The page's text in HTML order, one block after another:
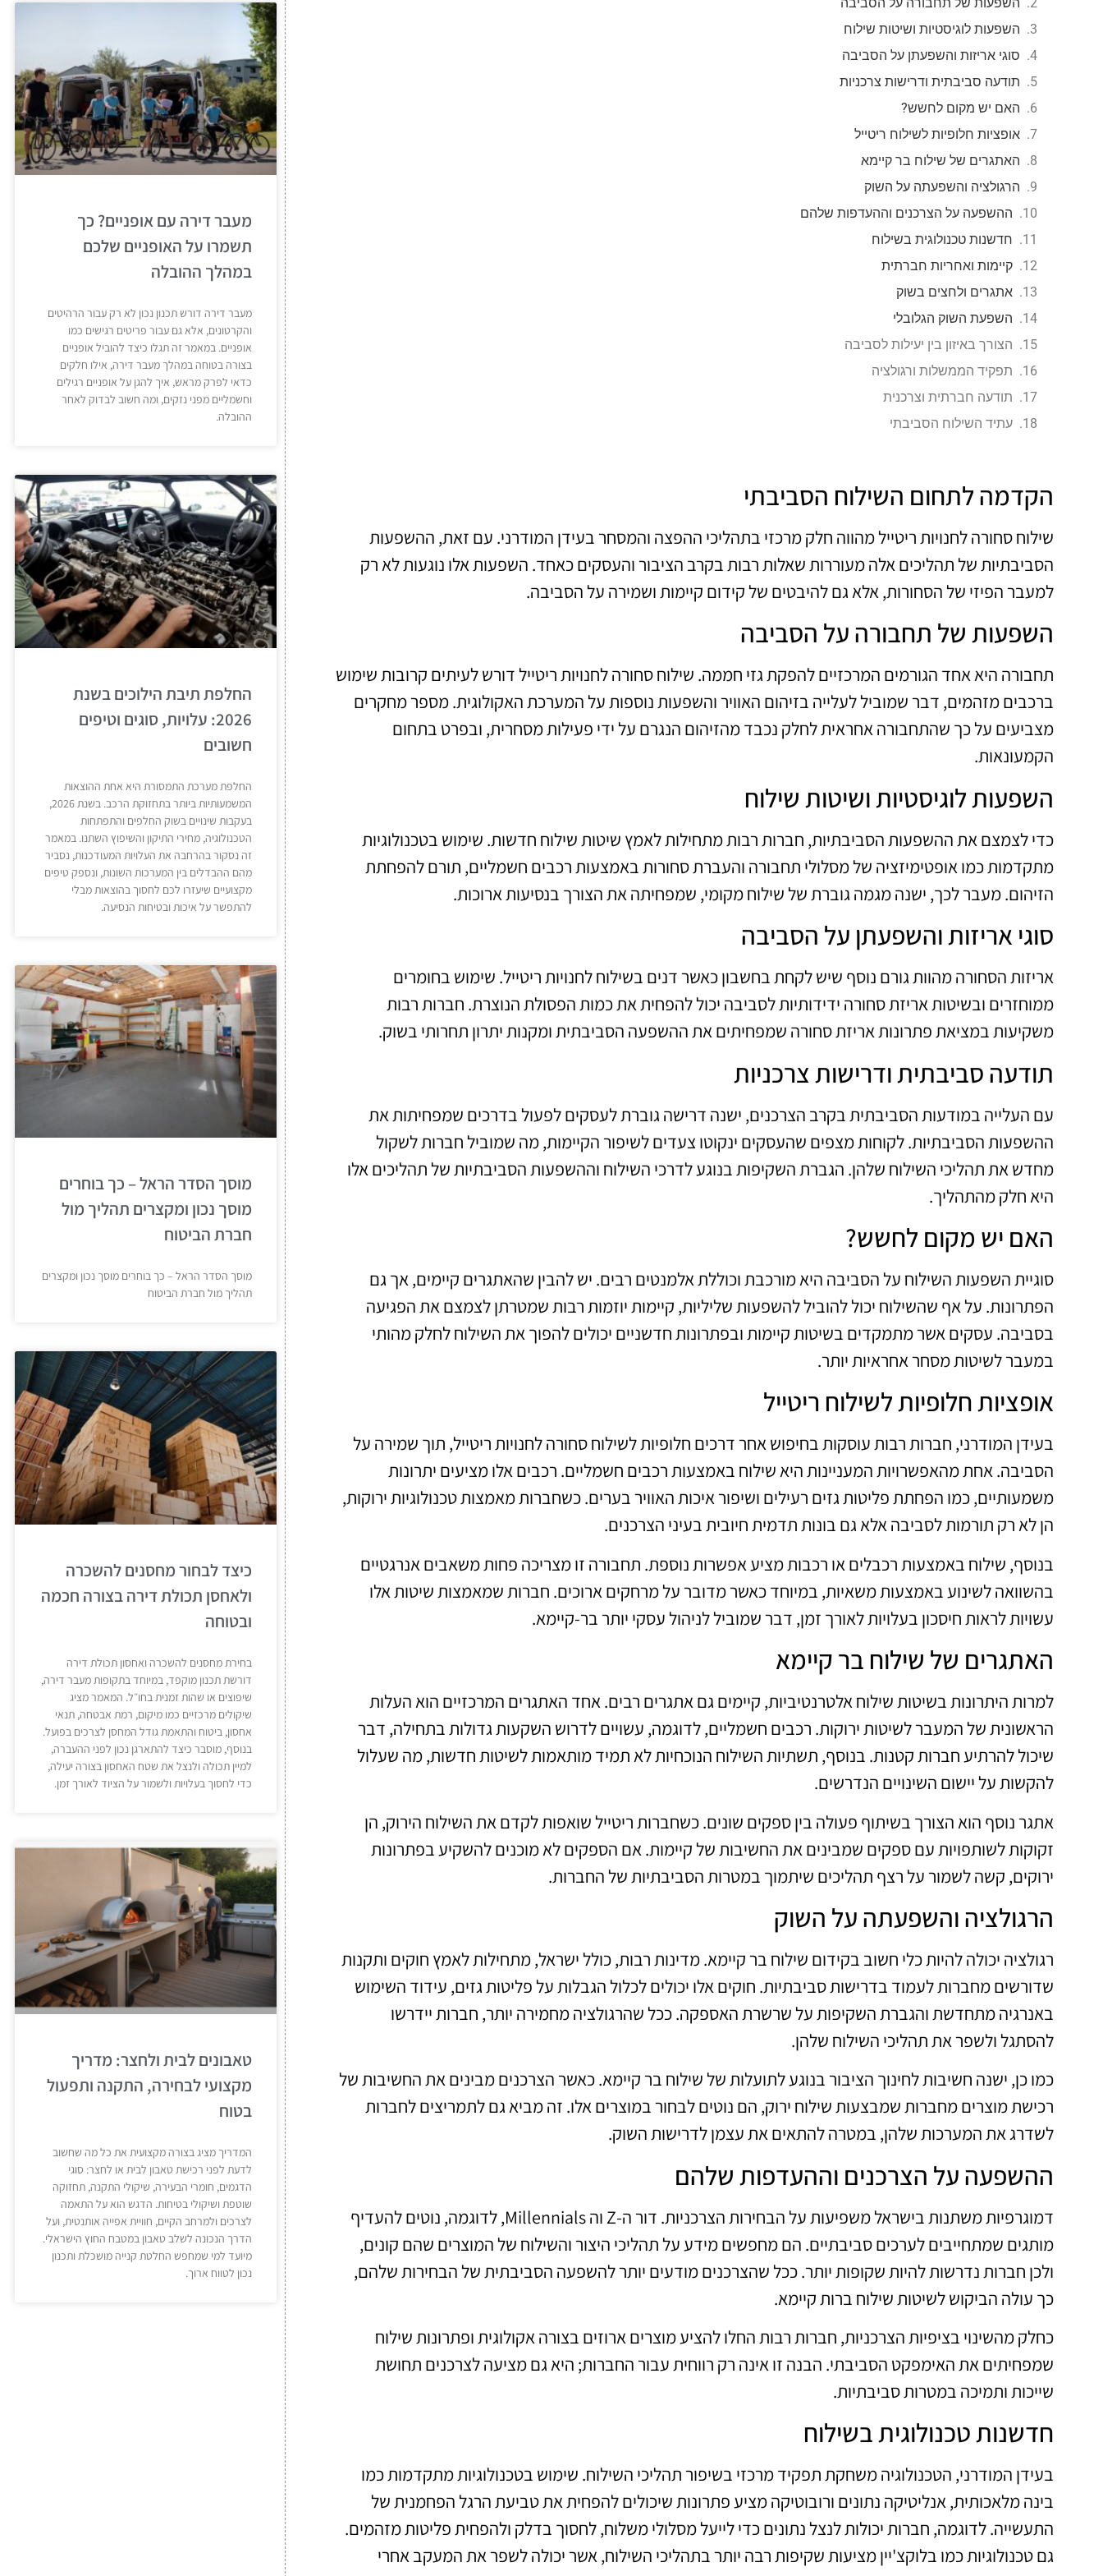
השפעות לוגיסטיות ושיטות שילוח
סוגי אריזות והשפעתן על הסביבה
תודעה סביבתית ודרישות צרכניות
האם יש מקום לחשש?
אופציות חלופיות לשילוח ריטייל
האתגרים של שילוח בר קיימא
הרגולציה והשפעתה על השוק
ההשפעה על הצרכנים וההעדפות שלהם
חדשנות טכנולוגית בשילוח
קיימות ואחריות חברתית
אתגרים ולחצים בשוק
השפעת השוק הגלובלי
הצורך באיזון בין יעילות לסביבה
תפקיד הממשלות ורגולציה
תודעה חברתית וצרכנית
עתיד השילוח הסביבתי
הקדמה לתחום השילוח הסביבתי
שילוח סחורה לחנויות ריטייל מהווה חלק מרכזי בתהליכי ההפצה והמסחר בעידן המודרני. עם זאת, ההשפעות
הסביבתיות של תהליכים אלה מעוררות שאלות רבות בקרב הציבור והעסקים כאחד. השפעות אלו נוגעות לא רק
למעבר הפיזי של הסחורות, אלא גם להיבטים של קידום קיימות ושמירה על הסביבה.
השפעות של תחבורה על הסביבה
תחבורה היא אחד הגורמים המרכזיים להפקת גזי חממה. שילוח סחורה לחנויות ריטייל דורש לעיתים קרובות שימוש
ברכבים מזהמים, דבר שמוביל לעלייה בזיהום האוויר והשפעות נוספות על המערכת האקולוגית. מספר מחקרים
מצביעים על כך שהתחבורה אחראית לחלק נכבד מהזיהום הנגרם על ידי פעילות מסחרית, ובפרט בתחום
הקמעונאות.
השפעות לוגיסטיות ושיטות שילוח
כדי לצמצם את ההשפעות הסביבתיות, חברות רבות מתחילות לאמץ שיטות שילוח חדשות. שימוש בטכנולוגיות
מתקדמות כמו אופטימיזציה של מסלולי תחבורה והעברת סחורות באמצעות רכבים חשמליים, תורם להפחתת
הזיהום. מעבר לכך, ישנה מגמה גוברת של שילוח מקומי, שמפחיתה את הצורך בנסיעות ארוכות.
סוגי אריזות והשפעתן על הסביבה
אריזות הסחורה מהוות גורם נוסף שיש לקחת בחשבון כאשר דנים בשילוח לחנויות ריטייל. שימוש בחומרים
ממוחזרים ובשיטות אריזת סחורה ידידותיות לסביבה יכול להפחית את כמות הפסולת הנוצרת. חברות רבות
משקיעות במציאת פתרונות אריזת סחורה שמפחיתים את ההשפעה הסביבתית ומקנות יתרון תחרותי בשוק.
תודעה סביבתית ודרישות צרכניות
עם העלייה במודעות הסביבתית בקרב הצרכנים, ישנה דרישה גוברת לעסקים לפעול בדרכים שמפחיתות את
ההשפעות הסביבתיות. לקוחות מצפים שהעסקים ינקוטו צעדים לשיפור הקיימות, מה שמוביל חברות לשקול
מחדש את תהליכי השילוח שלהן. הגברת השקיפות בנוגע לדרכי השילוח וההשפעות הסביבתיות של תהליכים אלו
היא חלק מהתהליך.
האם יש מקום לחשש?
סוגיית השפעות השילוח על הסביבה היא מורכבת וכוללת אלמנטים רבים. יש להבין שהאתגרים קיימים, אך גם
הפתרונות. על אף שהשילוח יכול להוביל להשפעות שליליות, קיימות יוזמות רבות שמטרתן לצמצם את הפגיעה
בסביבה. עסקים אשר מתמקדים בשיטות קיימות ובפתרונות חדשניים יכולים להפוך את השילוח לחלק מהותי
במעבר לשיטות מסחר אחראיות יותר.
אופציות חלופיות לשילוח ריטייל
בעידן המודרני, חברות רבות עוסקות בחיפוש אחר דרכים חלופיות לשילוח סחורה לחנויות ריטייל, תוך שמירה על
הסביבה. אחת מהאפשרויות המעניינות היא שילוח באמצעות רכבים חשמליים. רכבים אלו מציעים יתרונות
משמעותיים, כמו הפחתת פליטות גזים רעילים ושיפור איכות האוויר בערים. כשחברות מאמצות טכנולוגיות ירוקות,
הן לא רק תורמות לסביבה אלא גם בונות תדמית חיובית בעיני הצרכנים.
בנוסף, שילוח באמצעות רכבלים או רכבות מציע אפשרות נוספת. תחבורה זו מצריכה פחות משאבים אנרגטיים
בהשוואה לשינוע באמצעות משאיות, במיוחד כאשר מדובר על מרחקים ארוכים. חברות שמאמצות שיטות אלו
עשויות לראות חיסכון בעלויות לאורך זמן, דבר שמוביל לניהול עסקי יותר בר-קיימא.
האתגרים של שילוח בר קיימא
למרות היתרונות בשיטות שילוח אלטרנטיביות, קיימים גם אתגרים רבים. אחד האתגרים המרכזיים הוא העלות
הראשונית של המעבר לשיטות ירוקות. רכבים חשמליים, לדוגמה, עשויים לדרוש השקעות גדולות בתחילה, דבר
שיכול להרתיע חברות קטנות. בנוסף, תשתיות השילוח הנוכחיות לא תמיד מותאמות לשיטות חדשות, מה שעלול
להקשות על יישום השינויים הנדרשים.
אתגר נוסף הוא הצורך בשיתוף פעולה בין ספקים שונים. כשחברות ריטייל שואפות לקדם את השילוח הירוק, הן
זקוקות לשותפויות עם ספקים שמבינים את החשיבות של קיימות. אם הספקים לא מוכנים להשקיע בפתרונות
ירוקים, קשה לשמור על רצף תהליכים שיתמוך במטרות הסביבתיות של החברות.
הרגולציה והשפעתה על השוק
רגולציה יכולה להיות כלי חשוב בקידום שילוח בר קיימא. מדינות רבות, כולל ישראל, מתחילות לאמץ חוקים ותקנות
שדורשים מחברות לעמוד בדרישות סביבתיות. חוקים אלו יכולים לכלול הגבלות על פליטות גזים, עידוד השימוש
באנרגיה מתחדשת והגברת השקיפות על שרשרת האספקה. ככל שהרגולציה מחמירה יותר, חברות יידרשו
להסתגל ולשפר את תהליכי השילוח שלהן.
כמו כן, ישנה חשיבות לחינוך הציבור בנוגע לתועלות של שילוח בר קיימא. כאשר הצרכנים מבינים את החשיבות של
רכישת מוצרים מחברות שמבצעות שילוח ירוק, הם נוטים לבחור במוצרים אלו. זה מביא גם לתמריצים לחברות
לשדרג את המערכות שלהן, במטרה להתאים את עצמן לדרישות השוק.
ההשפעה על הצרכנים וההעדפות שלהם
דמוגרפיות משתנות בישראל משפיעות על הבחירות הצרכניות. דור ה-Z וה Millennials, לדוגמה, נוטים להעדיף
מותגים שמתחייבים לערכים סביבתיים. הם מחפשים מידע על תהליכי היצור והשילוח של המוצרים שהם קונים,
ולכן חברות נדרשות להיות שקופות יותר. ככל שהצרכנים מודעים יותר להשפעה הסביבתית של הבחירות שלהם,
כך עולה הביקוש לשיטות שילוח ברות קיימא.
כחלק מהשינוי בציפיות הצרכניות, חברות רבות החלו להציע מוצרים ארוזים בצורה אקולוגית ופתרונות שילוח
שמפחיתים את האימפקט הסביבתי. הבנה זו אינה רק רווחית עבור החברות; היא גם מציעה לצרכנים תחושת
שייכות ותמיכה במטרות סביבתיות.
חדשנות טכנולוגית בשילוח
בעידן המודרני, הטכנולוגיה משחקת תפקיד מרכזי בשיפור תהליכי השילוח. שימוש בטכנולוגיות מתקדמות כמו
בינה מלאכותית, אנליטיקה נתונים ורובוטיקה מציע פתרונות שיכולים להפחית את טביעת הרגל הפחמנית של
התעשייה. לדוגמה, חברות יכולות לנצל נתונים כדי לייעל מסלולי משלוח, לחסוך בדלק ולהפחית פליטות מזהמים.
גם טכנולוגיות כמו בלוקצ'יין מציעות שקיפות רבה יותר בתהליכי השילוח, אשר יכולה לשפר את המעקב אחרי
מעבר דירה עם אופניים? כך
תשמרו על האופניים שלכם
במהלך ההובלה
מעבר דירה דורש תכנון נכון לא רק עבור הרהיטים
והקרטונים, אלא גם עבור פריטים רגישים כמו
אופניים. במאמר זה תגלו כיצד להוביל אופניים
בצורה בטוחה במהלך מעבר דירה, אילו חלקים
כדאי לפרק מראש, איך להגן על אופניים רגילים
וחשמליים מפני נזקים, ומה חשוב לבדוק לאחר
ההובלה.
החלפת תיבת הילוכים בשנת
2026: עלויות, סוגים וטיפים
חשובים
החלפת מערכת התמסורת היא אחת ההוצאות
המשמעותיות ביותר בתחזוקת הרכב. בשנת 2026,
בעקבות שינויים בשוק החלפים והתפתחות
הטכנולוגיה, מחירי התיקון והשיפוץ השתנו. במאמר
זה נסקור בהרחבה את העלויות המעודכנות, נסביר
מהם ההבדלים בין המערכות השונות, ונספק טיפים
מקצועיים שיעזרו לכם לחסוך בהוצאות מבלי
להתפשר על איכות ובטיחות הנסיעה.
מוסך הסדר הראל – כך בוחרים
מוסך נכון ומקצרים תהליך מול
חברת הביטוח
מוסך הסדר הראל – כך בוחרים מוסך נכון ומקצרים
תהליך מול חברת הביטוח
כיצד לבחור מחסנים להשכרה
ולאחסן תכולת דירה בצורה חכמה
ובטוחה
בחירת מחסנים להשכרה ואחסון תכולת דירה
דורשת תכנון מוקפד, במיוחד בתקופות מעבר דירה,
שיפוצים או שהות זמנית בחו״ל. המאמר מציג
שיקולים מרכזיים כמו מיקום, רמת אבטחה, תנאי
אחסון, ביטוח והתאמת גודל המחסן לצרכים בפועל.
בנוסף, מוסבר כיצד להתארגן נכון לפני ההעברה,
למיין תכולה ולנצל את שטח האחסון בצורה יעילה,
כדי לחסוך בעלויות ולשמור על הציוד לאורך זמן.
טאבונים לבית ולחצר: מדריך
מקצועי לבחירה, התקנה ותפעול
בטוח
המדריך מציג בצורה מקצועית את כל מה שחשוב
לדעת לפני רכישת טאבון לבית או לחצר: סוגי
הדגמים, חומרי הבעירה, שיקולי התקנה, תחזוקה
שוטפת ושיקולי בטיחות. הדגש הוא על התאמה
לצרכים ולמרחב הקיים, חוויית אפייה אותנטית, ועל
הדרך הנכונה לשלב טאבון במטבח החוץ הישראלי.
מיועד למי שמחפש החלטת קנייה מושכלת ותכנון
נכון לטווח ארוך.